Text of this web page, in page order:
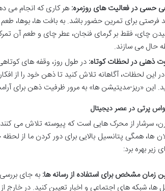
حسی در فعالیت های روزمره: هر کاری که انجام می
فرصتی برای تمرین حضور باشد. به بافت ها، بوها،
چای، فقط بر گرمای فنجان، عطر چای و طعم آن
حال می سازند.
ذهنی در لحظات کوتاه: در طول روز، وقفه های
در این لحظات، آگاهانه تلاش کنید تا ذهن خود را از
این «ریز-مدیتیشن ها» به مرور ظرفیت ذهن برای
پرتی در عصر دیجیتال
سرشار از محرک هایی است که پیوسته تلاش می
ها، همگی پتانسیل بالایی برای دور کردن ما از
زیر بهره برد:
زمان مشخص برای استفاده از رسانه ها: به جای
ها، شبکه های اجتماعی و اخبار تعیین کنید. در خارج